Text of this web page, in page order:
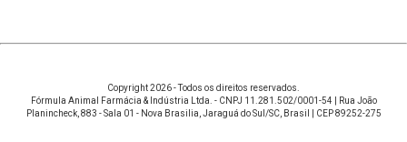
Copyright 2026 - Todos os direitos reservados.
Fórmula Animal Farmácia & Indústria Ltda. - CNPJ 11.281.502/0001-54 | Rua João
Planincheck, 883 - Sala 01 - Nova Brasilia, Jaraguá do Sul/SC, Brasil | CEP 89252-275